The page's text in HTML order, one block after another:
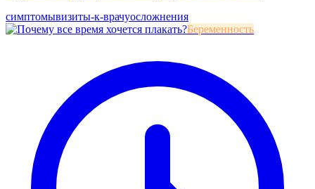
симптомывизиты-к-врачуосложнения
Беременность